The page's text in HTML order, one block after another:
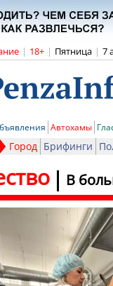
| 18+ | Пятница | 7
Автохамы
Город Брифинги
В